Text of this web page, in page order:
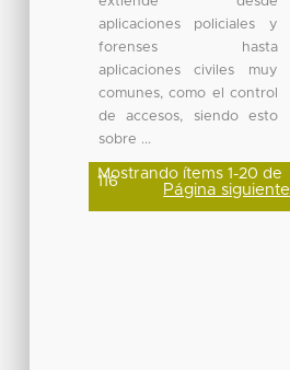
aplicaciones policiales y
forenses hasta
aplicaciones civiles muy
comunes, como el control
de accesos, siendo esto
sobre ...
Mostrando ítems 1-20 de
116 Página siguiente